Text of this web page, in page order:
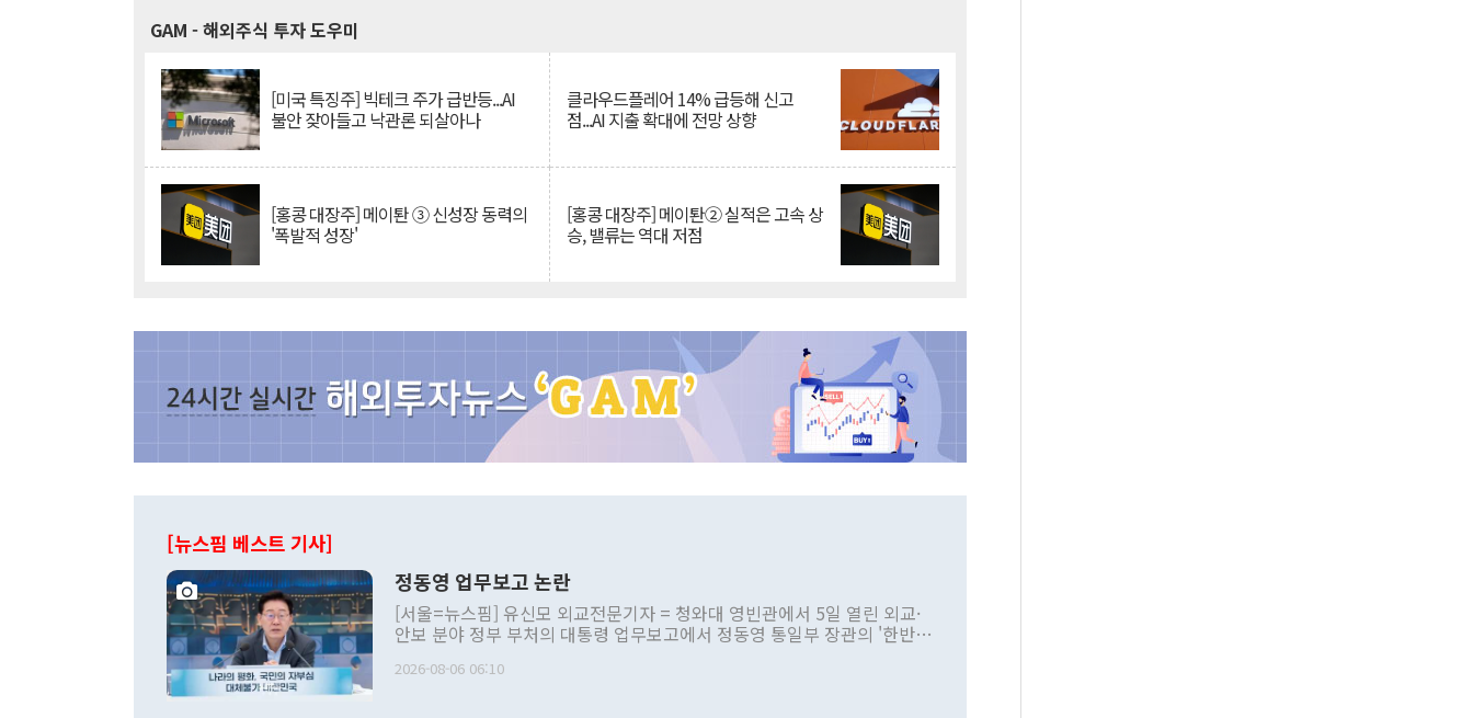
GAM - 해외주식 투자 도우미
[미국 특징주] 빅테크 주가 급반등...AI
불안 잦아들고 낙관론 되살아나
클라우드플레어 14% 급등해 신고
점...AI 지출 확대에 전망 상향
[홍콩 대장주] 메이퇀 ③ 신성장 동력의
'폭발적 성장'
[홍콩 대장주] 메이퇀② 실적은 고속 상
승, 밸류는 역대 저점
[뉴스핌 베스트 기사]
정동영 업무보고 논란
[서울=뉴스핌] 유신모 외교전문기자 = 청와대 영빈관에서 5일 열린 외교·
안보 분야 정부 부처의 대통령 업무보고에서 정동영 통일부 장관의 '한반도
발언 중에는 정부 내 조율을 거치지 않은 사안을 정책으로 추진하겠다고 공
2026-08-06 06:10